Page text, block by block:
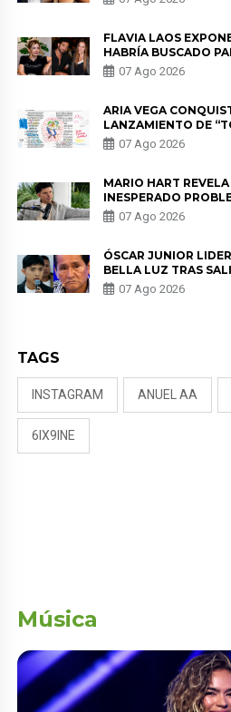
DE PÓDCAST
FLAVIA LAOS
HABRÍA BUSCADO
HEREDIA CON ALE
DE LAS PARTES
07 Ago 2026
ARIA VEGA
LANZAMIENTO DE
07 Ago 2026
MARIO HART REVELA
INESPERADO
SALUD ANTES DE
KORINA: “ME
07 Ago 2026
ÓSCAR JUNIOR
BELLA LUZ TRAS
PADRE POR
NALDY SALDAÑA
07 Ago 2026
TAGS
INSTAGRAM ANUEL AA
6IX9INE
Música